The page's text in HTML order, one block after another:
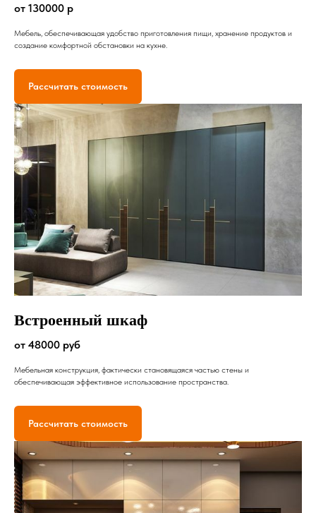
от 130000 р
Мебель, обеспечивающая удобство приготовления пищи, хранение продуктов и
создание комфортной обстановки на кухне.
Рассчитать стоимость
Встроенный шкаф
от 48000 руб
Мебельная конструкция, фактически становящаяся частью стены и
обеспечивающая эффективное использование пространства.
Рассчитать стоимость